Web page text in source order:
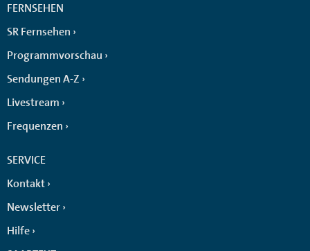
FERNSEHEN
SR Fernsehen
Programmvorschau
Sendungen A-Z
Livestream
Frequenzen
SERVICE
Kontakt
Newsletter
Hilfe